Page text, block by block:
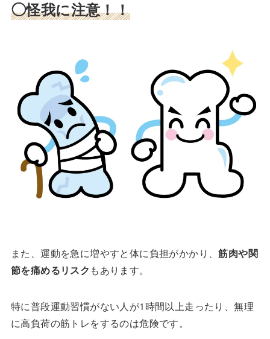
◯怪我に注意！！
また、運動を急に増やすと体に負担がかかり、筋肉や関
節を痛めるリスク もあります。
特に普段運動習慣がない人が1時間以上走ったり、無理
に高負荷の筋トレをするのは危険です。